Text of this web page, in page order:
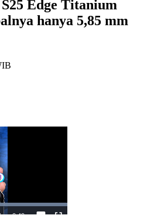
Edge Titanium
hanya 5,85 mm